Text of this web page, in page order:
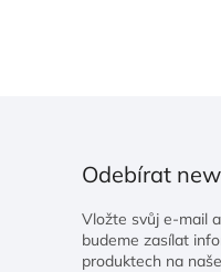
Odebírat
Vložte svůj e-mail
budeme zasílat
produktech na